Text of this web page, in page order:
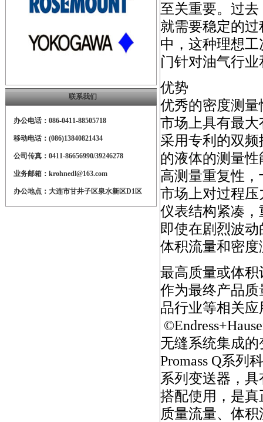
联系我们
办公电话：086-0411-88505718
移动电话：(086)13840821434
公司传真：0411-86656990/39246278
业务邮箱：krohnedl@163.com
办公地点：大连市甘井子区泉水新区D1区
至关重要。过
就需要稳定的
中，这种理想工
门针对油气行
优势
优秀的密度测量
市场上具有最
采用专利的双
的液体的测量性
高测量重复性
市场上对过程
仪表结构紧凑，
即使在剧烈波动
体积流量和密
最高质量或体
作为最终产品
品行业等相关应
无缝系统集成
Promass Q系列
系列变送器，
搭配使用，是
质量流量、体